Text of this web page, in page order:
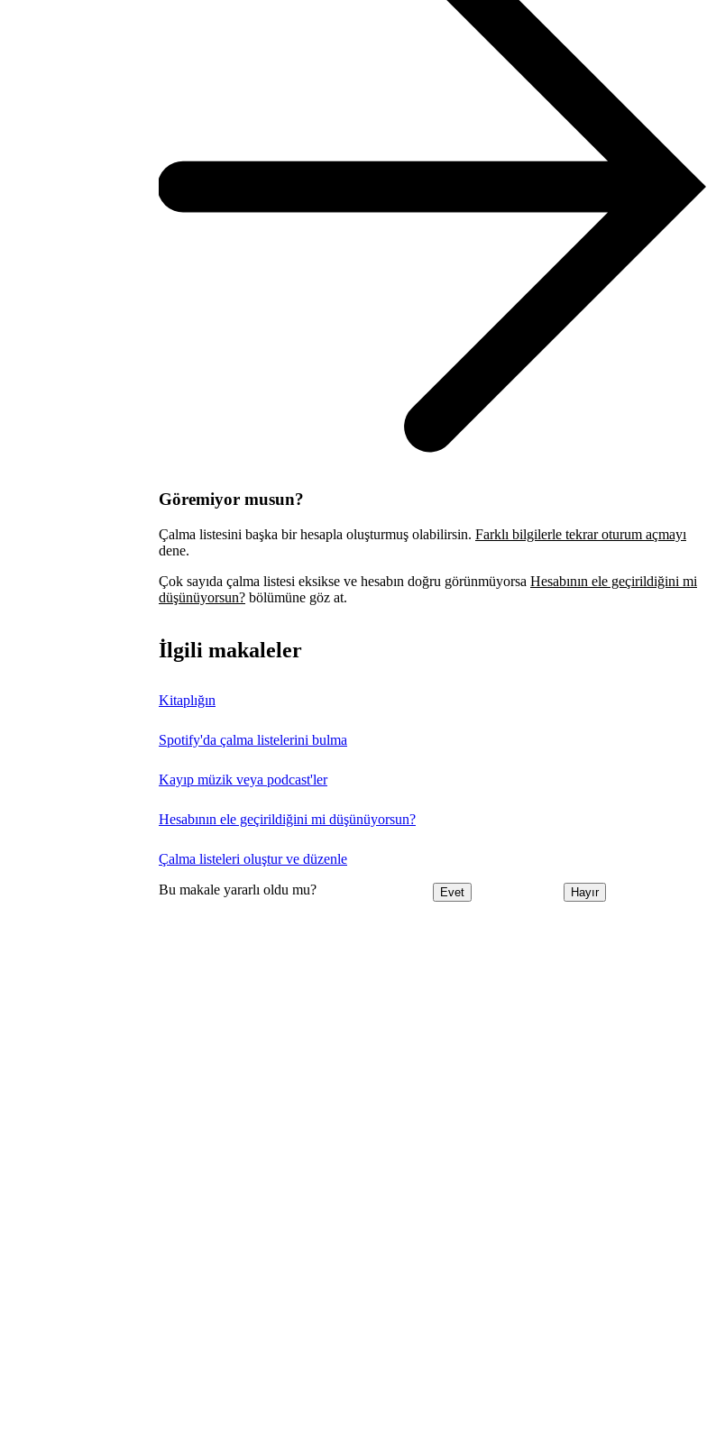
Göremiyor musun?
Çalma listesini başka bir hesapla oluşturmuş olabilirsin. Farklı bilgilerle tekrar oturum açmayı
dene.
Çok sayıda çalma listesi eksikse ve hesabın doğru görünmüyorsa Hesabının ele geçirildiğini mi
düşünüyorsun? bölümüne göz at.
İlgili makaleler
Kitaplığın
Spotify'da çalma listelerini bulma
Kayıp müzik veya podcast'ler
Hesabının ele geçirildiğini mi düşünüyorsun?
Çalma listeleri oluştur ve düzenle
Bu makale yararlı oldu mu? Evet Hayır